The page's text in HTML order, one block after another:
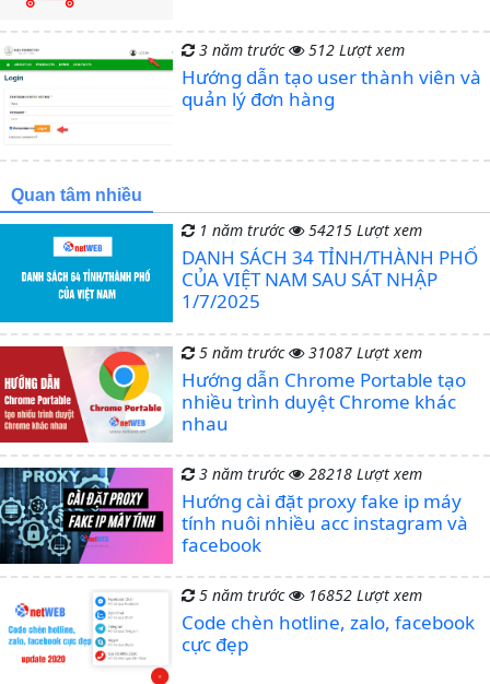
3 năm trước 512 Lượt xem
Hướng dẫn tạo user thành viên và
quản lý đơn hàng
Quan tâm nhiều
1 năm trước 54215 Lượt xem
DANH SÁCH 34 TỈNH/THÀNH PHỐ
CỦA VIỆT NAM SAU SÁT NHẬP
1/7/2025
5 năm trước 31087 Lượt xem
Hướng dẫn Chrome Portable tạo
nhiều trình duyệt Chrome khác
nhau
3 năm trước 28218 Lượt xem
Hướng cài đặt proxy fake ip máy
tính nuôi nhiều acc instagram và
facebook
5 năm trước 16852 Lượt xem
Code chèn hotline, zalo, facebook
cực đẹp